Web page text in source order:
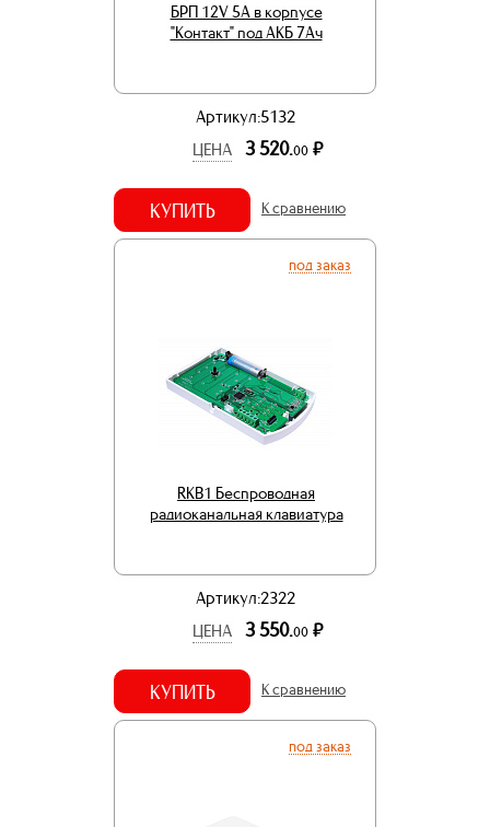
БРП 12V 5А в корпусе
"Контакт" под АКБ 7Aч
Артикул:5132
ЦЕНА
3 520.00 р.
КУПИТЬ К сравнению
под заказ
RKB1 Беспроводная
радиоканальная клавиатура
Артикул:2322
ЦЕНА
3 550.00 р.
КУПИТЬ К сравнению
под заказ